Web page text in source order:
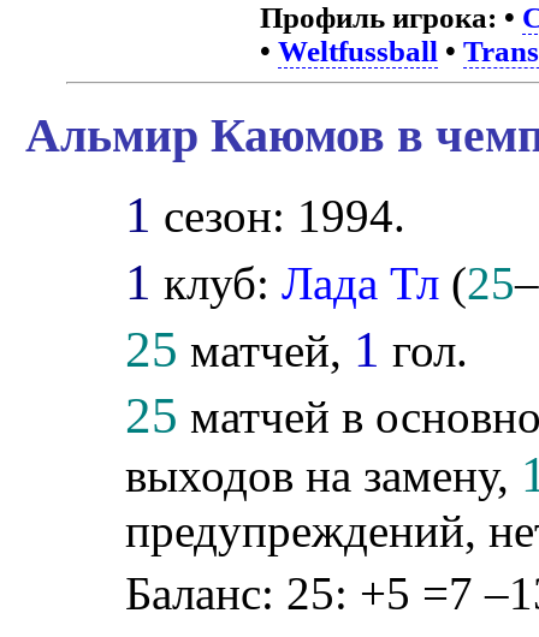
Профиль игрока: •
• Weltfussball •
Альмир Каюмов в
1 сезон: 1994.
1 клуб:Лада Тл (25–
25 матчей, 1 гол.
25 матчей в
выходов на замену,
предупреждений,
Баланс: 25: +5 =7